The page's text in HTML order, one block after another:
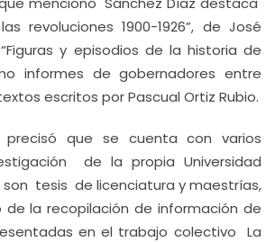
revoluciones 1900-1926”, de José
y episodios de la historia de
informes de gobernadores entre
escritos por Pascual Ortiz Rubio.
precisó que se cuenta con varios
de la propia Universidad
tesis de licenciatura y maestrías,
la recopilación de información de
en el trabajo colectivo La